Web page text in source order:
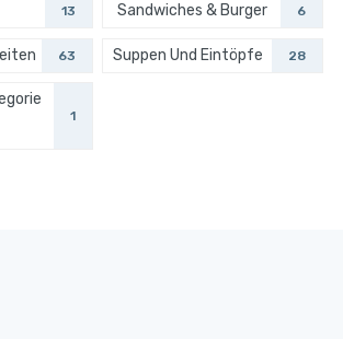
13 Sandwiches & Burger 6
63 Suppen Und Eintöpfe 28
1